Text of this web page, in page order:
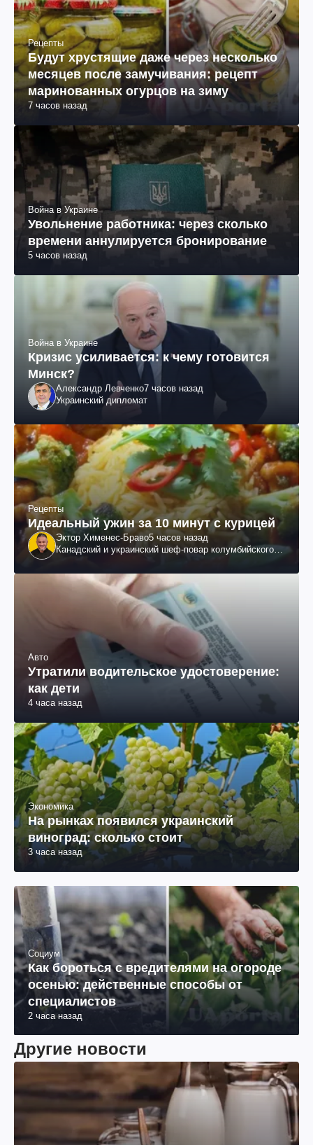
Рецепты
Будут хрустящие даже через несколько
месяцев после замучивания: рецепт
маринованных огурцов на зиму
7 часов назад
Война в Украине
Увольнение работника: через сколько
времени аннулируется бронирование
5 часов назад
Война в Украине
Кризис усиливается: к чему готовится
Минск?
Александр Левченко7 часов назад
Украинский дипломат
Рецепты
Идеальный ужин за 10 минут с курицей
Эктор Хименес-Браво5 часов назад
Канадский и украинский шеф-повар колумбийского
Авто
Утратили водительское удостоверение:
как дети
4 часа назад
Экономика
На рынках появился украинский
виноград: сколько стоит
3 часа назад
Социум
Как бороться с вредителями на огороде
осенью: действенные способы от
специалистов
2 часа назад
Другие новости